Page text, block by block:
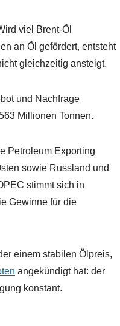
viel Brent-Öl
an Öl gefördert, entsteht
gleichzeitig ansteigt.
und Nachfrage
Millionen Tonnen.
Petroleum Exporting
sowie Russland und
stimmt sich in
Gewinne für die
einem stabilen Ölpreis,
angekündigt hat: der
konstant.